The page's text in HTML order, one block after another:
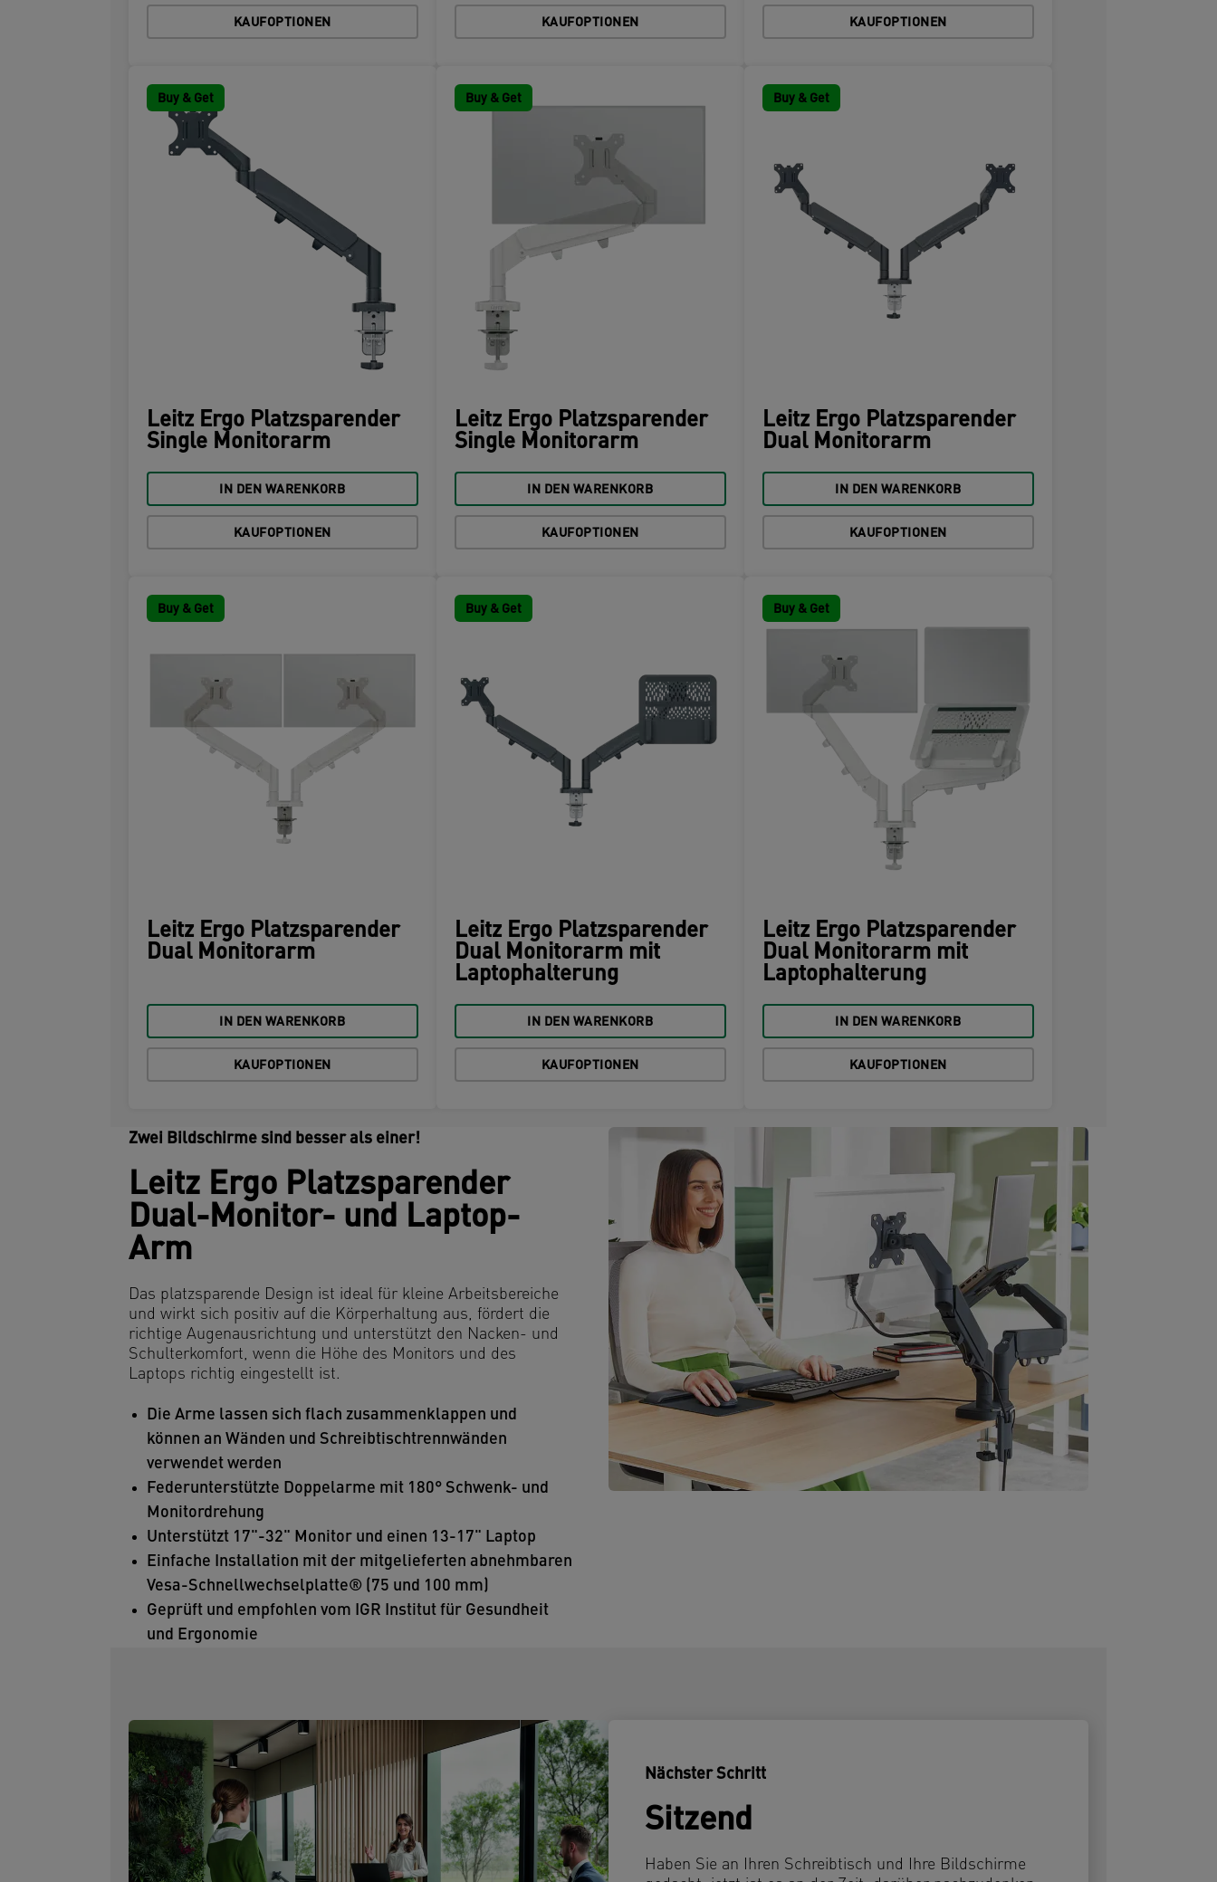
KAUFOPTIONEN KAUFOPTIONEN KAUFOPTIONEN
Buy & Get
Leitz Ergo Platzsparender
Single Monitorarm
IN DEN WARENKORB
KAUFOPTIONEN
Buy & Get
Leitz Ergo Platzsparender
Single Monitorarm
IN DEN WARENKORB
KAUFOPTIONEN
Buy & Get
Leitz Ergo Platzsparender
Dual Monitorarm
IN DEN WARENKORB
KAUFOPTIONEN
Buy & Get
Leitz Ergo Platzsparender
Dual Monitorarm
IN DEN WARENKORB
KAUFOPTIONEN
Buy & Get
Leitz Ergo Platzsparender
Dual Monitorarm mit
Laptophalterung
IN DEN WARENKORB
KAUFOPTIONEN
Buy & Get
Leitz Ergo Platzsparender
Dual Monitorarm mit
Laptophalterung
IN DEN WARENKORB
KAUFOPTIONEN
Zwei Bildschirme sind besser als einer!
Leitz Ergo Platzsparender
Dual-Monitor- und Laptop-
Arm
Das platzsparende Design ist ideal für kleine Arbeitsbereiche
und wirkt sich positiv auf die Körperhaltung aus, fördert die
richtige Augenausrichtung und unterstützt den Nacken- und
Schulterkomfort, wenn die Höhe des Monitors und des
Laptops richtig eingestellt ist.
Die Arme lassen sich flach zusammenklappen und
können an Wänden und Schreibtischtrennwänden
verwendet werden
Federunterstützte Doppelarme mit 180° Schwenk- und
Monitordrehung
Unterstützt 17"-32" Monitor und einen 13-17" Laptop
Einfache Installation mit der mitgelieferten abnehmbaren
Vesa-Schnellwechselplatte® (75 und 100 mm)
Geprüft und empfohlen vom IGR Institut für Gesundheit
und Ergonomie
Nächster Schritt
Sitzend
Haben Sie an Ihren Schreibtisch und Ihre Bildschirme